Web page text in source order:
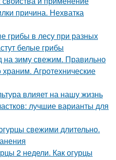
причина. Нехватка
грибы в лесу при разных
белые грибы
на зиму свежим. Правильно
Агротехнические
влияет на нашу жизнь
лучшие варианты для
свежими длительно.
2 недели. Как огурцы